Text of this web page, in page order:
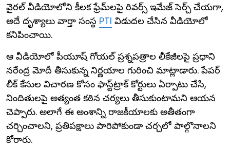
వైరల్ వీడియోలోని కీలక ఫ్రేమ్‌లపై రివర్స్ ఇమేజ్ సెర్చ్ చేయగా,
అదే దృశ్యాలు వార్తా సంస్థ PTI విడుదల చేసిన వీడియోలో
కనిపించాయి.
ఆ వీడియోలో పీయూష్ గోయల్ ప్రశ్నపత్రాల లీకేజీలపై ప్రధాని
నరేంద్ర మోదీ తీసుకున్న నిర్ణయాల గురించి మాట్లాడారు. పేపర్
లీక్ కేసుల విచారణ కోసం ఫాస్ట్‌ట్రాక్ కోర్టులు ఏర్పాటు చేసి,
నిందితులపై అత్యంత కఠిన చర్యలు తీసుకుంటామని ఆయన
చెప్పారు. అలాగే ఈ అంశాన్ని రాజకీయాలకు అతీతంగా
చర్చించాలని, ప్రతిపక్షాలు పారిపోకుండా చర్చలో పాల్గొనాలని
కోరారు.